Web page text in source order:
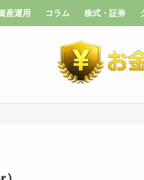
産運用 コラム 株式・証券